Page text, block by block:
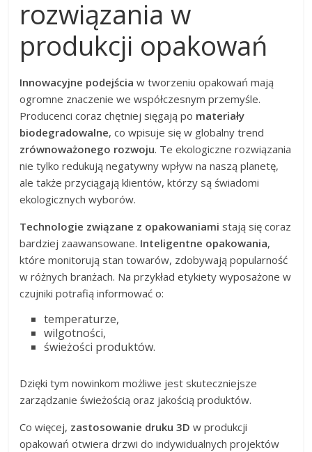
rozwiązania w
produkcji opakowań
Innowacyjne podejścia w tworzeniu opakowań mają
ogromne znaczenie we współczesnym przemyśle.
Producenci coraz chętniej sięgają po materiały
biodegradowalne, co wpisuje się w globalny trend
zrównoważonego rozwoju. Te ekologiczne rozwiązania
nie tylko redukują negatywny wpływ na naszą planetę,
ale także przyciągają klientów, którzy są świadomi
ekologicznych wyborów.
Technologie związane z opakowaniami stają się coraz
bardziej zaawansowane. Inteligentne opakowania,
które monitorują stan towarów, zdobywają popularność
w różnych branżach. Na przykład etykiety wyposażone w
czujniki potrafią informować o:
temperaturze,
wilgotności,
świeżości produktów.
Dzięki tym nowinkom możliwe jest skuteczniejsze
zarządzanie świeżością oraz jakością produktów.
Co więcej, zastosowanie druku 3D w produkcji
opakowań otwiera drzwi do indywidualnych projektów